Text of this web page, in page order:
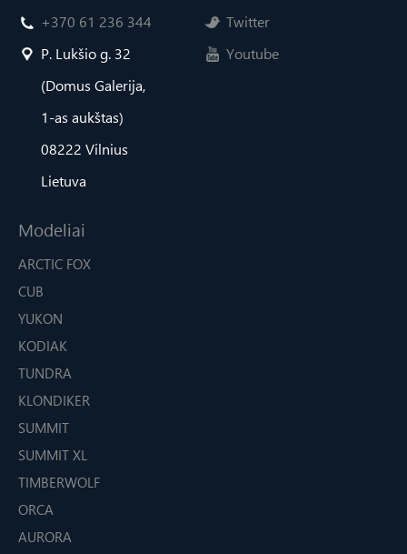
+370 61 236 344
P. Lukšio g. 32
(Domus Galerija,
1-as aukštas)
08222 Vilnius
Lietuva
Twitter
Youtube
Modeliai
ARCTIC FOX
CUB
YUKON
KODIAK
TUNDRA
KLONDIKER
SUMMIT
SUMMIT XL
TIMBERWOLF
ORCA
AURORA